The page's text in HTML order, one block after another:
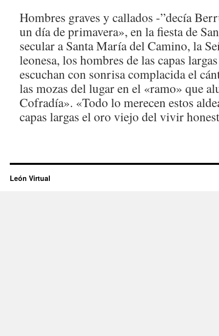
Hombres graves y callados -”decía
un día de primavera», en la fiesta de
secular a Santa María del Camino, la
leonesa, los hombres de las capas
escuchan con sonrisa complacida el
las mozas del lugar en el «ramo» que
Cofradía». «Todo lo merecen estos
capas largas el oro viejo del vivir
León Virtual